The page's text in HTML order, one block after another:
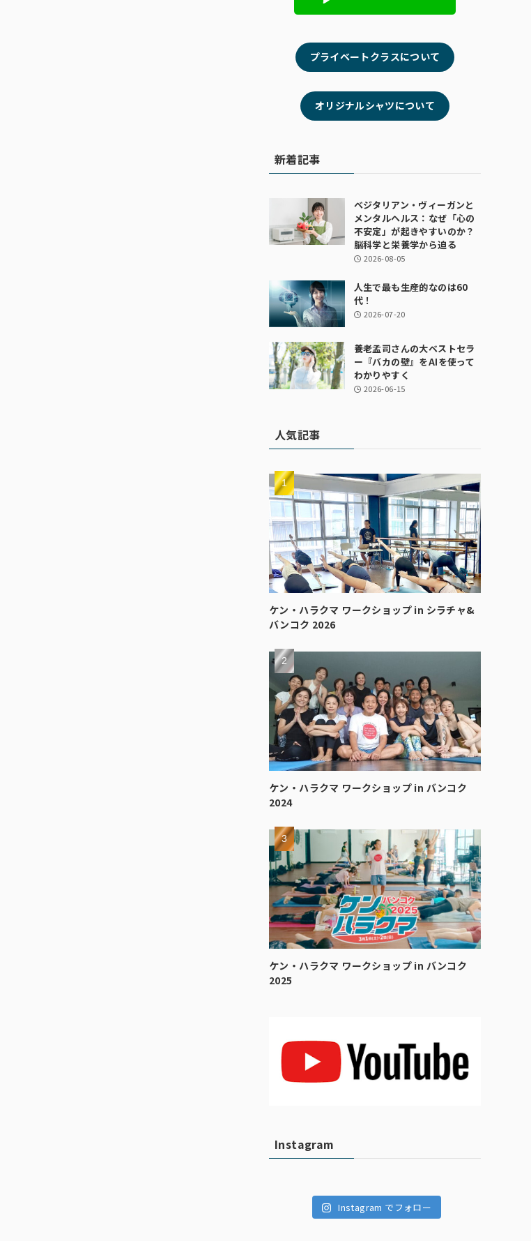
プライベートクラスについて
オリジナルシャツについて
新着記事
ベジタリアン・ヴィーガンと
メンタルヘルス：なぜ「心の
不安定」が起きやすいのか？
脳科学と栄養学から迫る
2026-08-05
人生で最も生産的なのは60
代！
2026-07-20
養老孟司さんの大ベストセラ
ー『バカの壁』をAIを使って
わかりやすく
2026-06-15
人気記事
ケン・ハラクマ ワークショップ in シラチャ&
バンコク 2026
ケン・ハラクマ ワークショップ in バンコク
2024
ケン・ハラクマ ワークショップ in バンコク
2025
Instagram
Instagram でフォロー